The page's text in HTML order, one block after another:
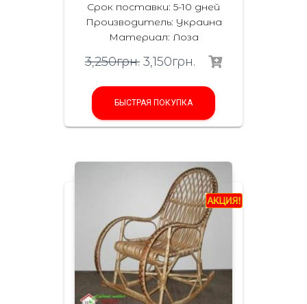
Срок поставки: 5-10 дней
Производитель: Украина
Материал: Лоза
3,250грн. 3,150грн.
БЫСТРАЯ ПОКУПКА